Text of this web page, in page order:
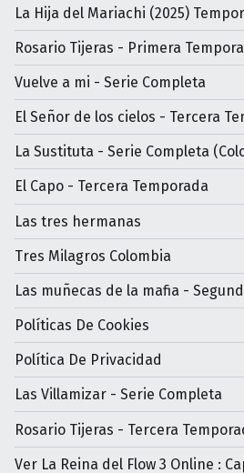
La Hija del Mariachi (2025)
Rosario Tijeras - Primera
Vuelve a mi - Serie Completa
El Señor de los cielos - Tercera
La Sustituta - Serie Completa
El Capo - Tercera Temporada
Las tres hermanas
Tres Milagros Colombia
Las muñecas de la mafia -
Políticas De Cookies
Política De Privacidad
Las Villamizar - Serie Completa
Rosario Tijeras - Tercera
Ver La Reina del Flow 3 Online :